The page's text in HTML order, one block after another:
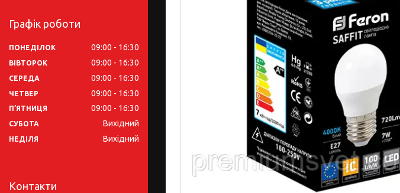
Графік роботи
ПОНЕДІЛОК 09:00 16:30
ВІВТОРОК 09:00 16:30
СЕРЕДА 09:00 16:30
ЧЕТВЕР 09:00 16:30
ПʼЯТНИЦЯ 09:00 16:30
СУБОТА Вихідний
НЕДІЛЯ Вихідний
Контакти